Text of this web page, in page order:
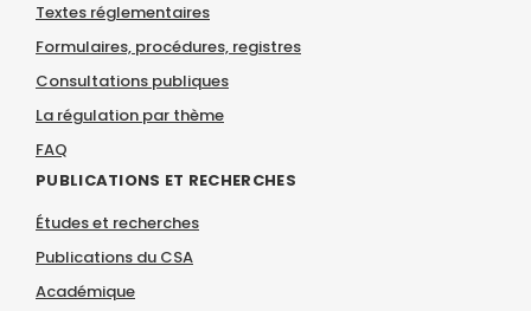
Textes réglementaires
Formulaires, procédures, registres
Consultations publiques
La régulation par thème
FAQ
PUBLICATIONS ET RECHERCHES
Études et recherches
Publications du CSA
Académique